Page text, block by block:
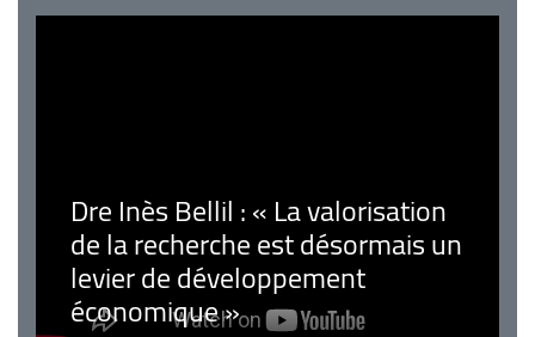
Dre Inès Bellil : « La valorisation
de la recherche est désormais un
levier de développement
économique »